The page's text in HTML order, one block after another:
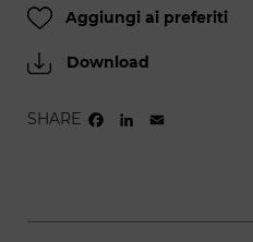
Aggiungi ai preferiti
Download
SHARE FACEBOOK
LINKEDIN